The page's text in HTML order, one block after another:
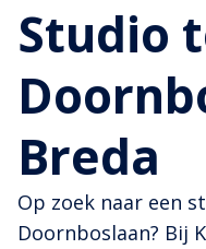
Studio
Breda
Op zoek naar een
Doornboslaan? Bij